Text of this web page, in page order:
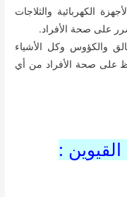
الكهربائية والثلاجات
على صحة الأفراد.
والكؤوس وكل الأشياء
على صحة الأفراد من أي
: